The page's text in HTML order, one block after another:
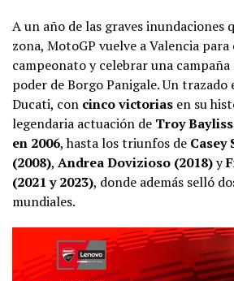
A un año de las graves inundaciones
zona, MotoGP vuelve a Valencia
campeonato y celebrar una
poder de Borgo Panigale. Un trazado
Ducati, con cinco victorias en su
legendaria actuación de Troy
en 2006, hasta los triunfos de Casey
(2008), Andrea Dovizioso (2018)y
(2021 y 2023), donde además selló
mundiales.